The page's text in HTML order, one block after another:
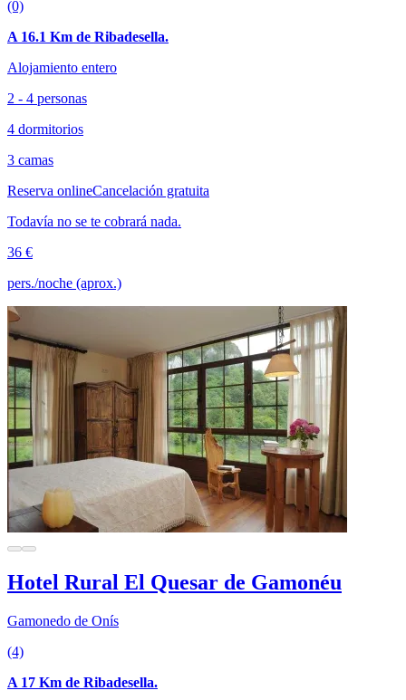
(0)
A 16.1 Km de Ribadesella.
Alojamiento entero
2 - 4 personas
4 dormitorios
3 camas
Reserva onlineCancelación gratuita
Todavía no se te cobrará nada.
36 €
pers./noche (aprox.)
Hotel Rural El Quesar de Gamonéu
Gamonedo de Onís
(4)
A 17 Km de Ribadesella.